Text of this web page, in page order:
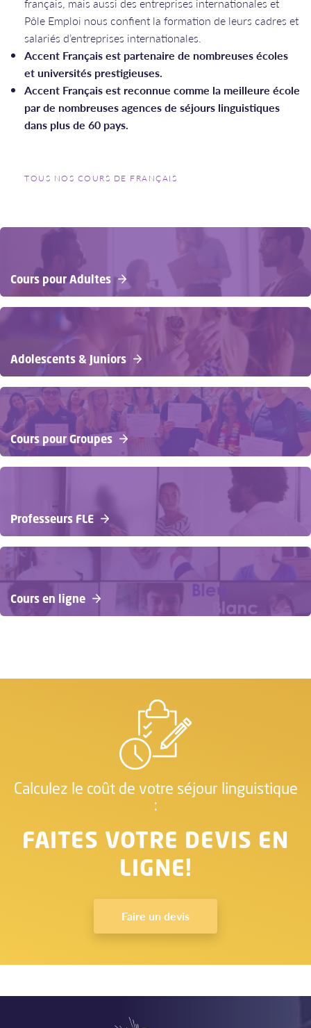
Pôle Emploi nous confient la formation de leurs cadres et
salariés d’entreprises internationales.
Accent Français est partenaire de nombreuses écoles
et universités prestigieuses.
Accent Français est reconnue comme la meilleure école
par de nombreuses agences de séjours linguistiques
dans plus de 60 pays.
TOUS NOS COURS DE FRANÇAIS
Cours pour Adultes
Adolescents & Juniors
Cours pour Groupes
Professeurs FLE
Cours en ligne
Calculez le coût de votre séjour linguistique
:
FAITES VOTRE DEVIS EN
LIGNE!
Faire un devis